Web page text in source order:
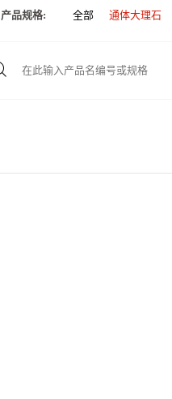
产品规格: 全部 通体大理石